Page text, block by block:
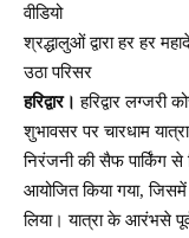
वीडियो
श्रद्धालुओं द्वारा हर हर
उठा परिसर
हरिद्वार। हरिद्वार लग्जरी
शुभावसर पर चारधाम
निरंजनी की सैफ पार्किंग
आयोजित किया गया,
लिया। यात्रा के आरंभसे